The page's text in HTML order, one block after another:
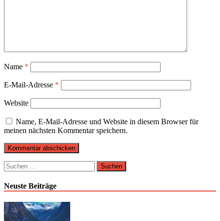
Name *
E-Mail-Adresse *
Website
Name, E-Mail-Adresse und Website in diesem Browser für
meinen nächsten Kommentar speichern.
Suchen
nach:
Neuste Beiträge